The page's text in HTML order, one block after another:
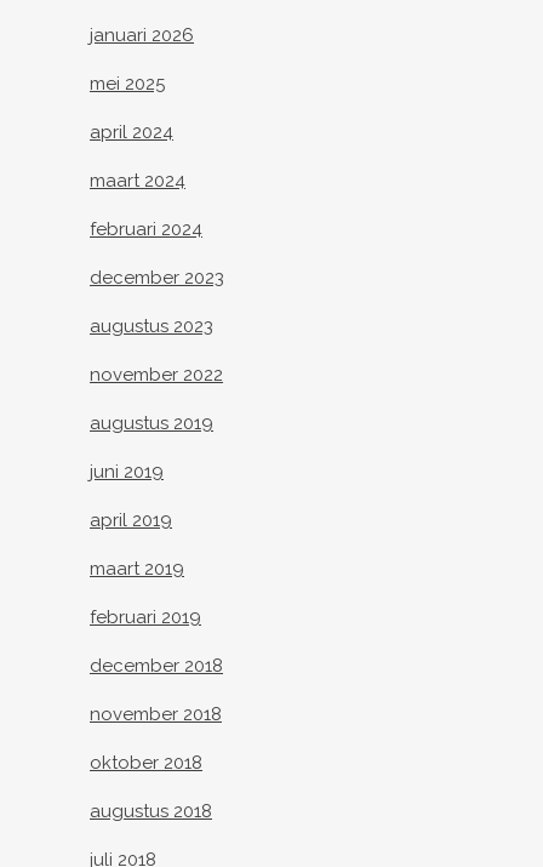
januari 2026
mei 2025
april 2024
maart 2024
februari 2024
december 2023
augustus 2023
november 2022
augustus 2019
juni 2019
april 2019
maart 2019
februari 2019
december 2018
november 2018
oktober 2018
augustus 2018
juli 2018